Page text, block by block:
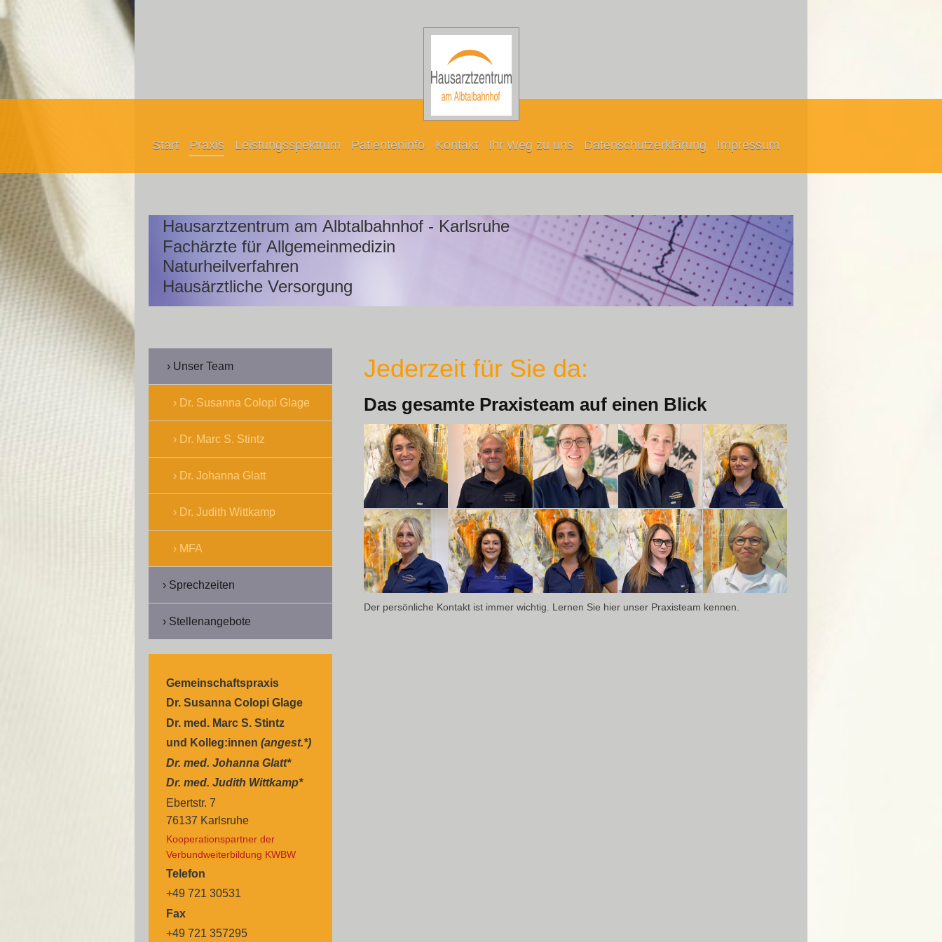
Start Praxis Leistungsspektrum Patienteninfo Kontakt Ihr Weg zu uns Datenschutzerklärung Impressum
Hausarztzentrum am Albtalbahnhof - Karlsruhe
Fachärzte für Allgemeinmedizin
Naturheilverfahren
Hausärztliche Versorgung
Jederzeit für Sie da:
Das gesamte Praxisteam auf einen Blick
Der persönliche Kontakt ist immer wichtig. Lernen Sie hier unser Praxisteam kennen.
Unser Team
Dr. Susanna Colopi Glage
Dr. Marc S. Stintz
Dr. Johanna Glatt
Dr. Judith Wittkamp
MFA
Sprechzeiten
Stellenangebote
Gemeinschaftspraxis
Dr. Susanna Colopi Glage
Dr. med. Marc S. Stintz
und Kolleg:innen (angest.*)
Dr. med. Johanna Glatt*
Dr. med. Judith Wittkamp*
Ebertstr. 7
76137 Karlsruhe
Kooperationspartner der
Verbundweiterbildung KWBW
Telefon
+49 721 30531
Fax
+49 721 357295